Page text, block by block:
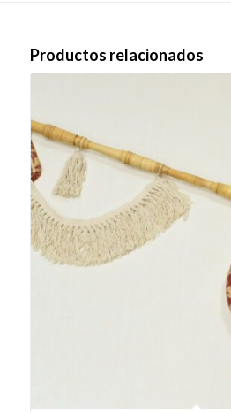
Productos relacionados